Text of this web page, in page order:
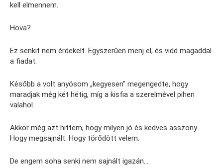
kell elmennem.
Hova?
Ez senkit nem érdekelt. Egyszerűen menj el, és vidd magaddal
a fiadat.
Később a volt anyósom „kegyesen” megengedte, hogy
maradjak még két hétig, míg a kisfia a szerelmével pihen
valahol.
Akkor még azt hittem, hogy milyen jó és kedves asszony.
Hogy megsajnált. Hogy törődött velem.
De engem soha senki nem sajnált igazán…